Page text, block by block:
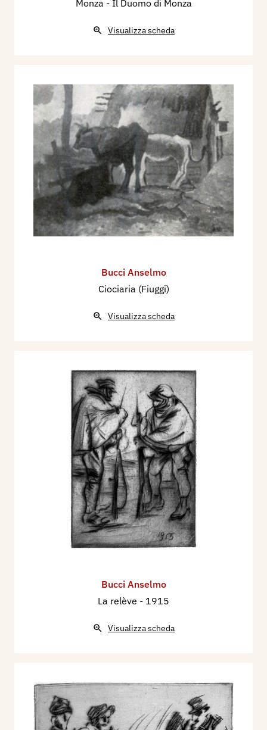
Monza - Il Duomo di Monza
Visualizza scheda
Bucci Anselmo
Ciociaria (Fiuggi)
Visualizza scheda
Bucci Anselmo
La relève - 1915
Visualizza scheda